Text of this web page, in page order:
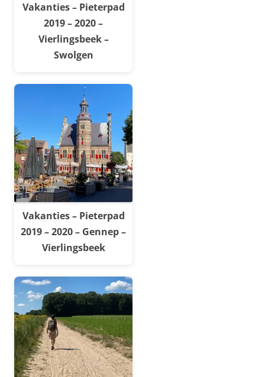
Vakanties – Pieterpad
2019 – 2020 –
Vierlingsbeek –
Swolgen
Vakanties – Pieterpad
2019 – 2020 – Gennep –
Vierlingsbeek